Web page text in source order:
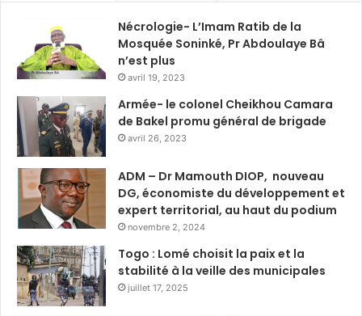
Nécrologie- L’Imam Ratib de la
Mosquée Soninké, Pr Abdoulaye Bâ
n’est plus
avril 19, 2023
Armée- le colonel Cheikhou Camara
de Bakel promu général de brigade
avril 26, 2023
ADM – Dr Mamouth DIOP, nouveau
DG, économiste du développement et
expert territorial, au haut du podium
novembre 2, 2024
Togo : Lomé choisit la paix et la
stabilité à la veille des municipales
juillet 17, 2025